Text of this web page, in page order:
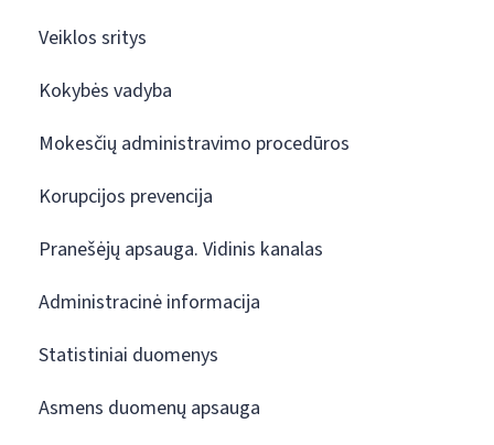
Veiklos sritys
Kokybės vadyba
Mokesčių administravimo procedūros
Korupcijos prevencija
Pranešėjų apsauga. Vidinis kanalas
Administracinė informacija
Statistiniai duomenys
Asmens duomenų apsauga